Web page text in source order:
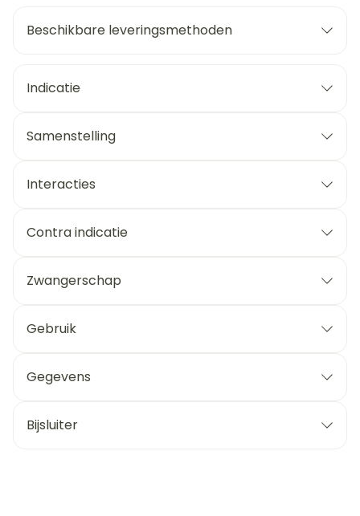
Beschikbare leveringsmethoden
Indicatie
Samenstelling
Interacties
Contra indicatie
Zwangerschap
Gebruik
Gegevens
Bijsluiter